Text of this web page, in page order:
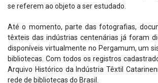
se referem ao objeto a ser estudado.
Até o momento, parte das fotografias,
têxteis das indústrias centenárias já foram
disponíveis virtualmente no Pergamum, um
bibliotecas. Com todos os registros
Arquivo Histórico da Indústria Têxtil
rede de bibliotecas do Brasil.